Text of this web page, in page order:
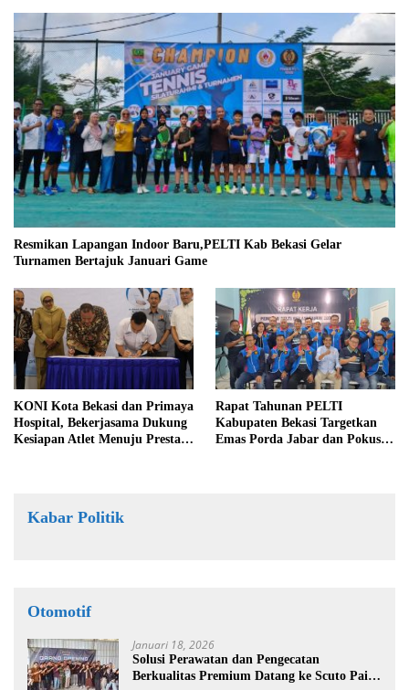
Resmikan Lapangan Indoor Baru,PELTI Kab Bekasi Gelar
Turnamen Bertajuk Januari Game
KONI Kota Bekasi dan Primaya
Hospital, Bekerjasama Dukung
Kesiapan Atlet Menuju Prestasi
Rapat Tahunan PELTI
Kabupaten Bekasi Targetkan
Emas Porda Jabar dan Pokus
Kabar Politik
Otomotif
Januari 18, 2026
Solusi Perawatan dan Pengecatan
Berkualitas Premium Datang ke Scuto Paint